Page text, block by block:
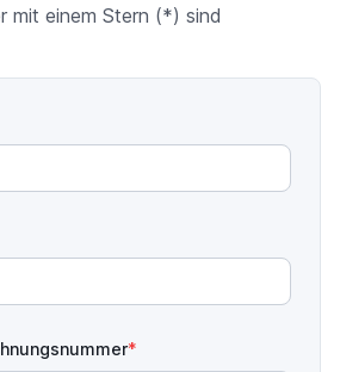
mit einem Stern (*) sind